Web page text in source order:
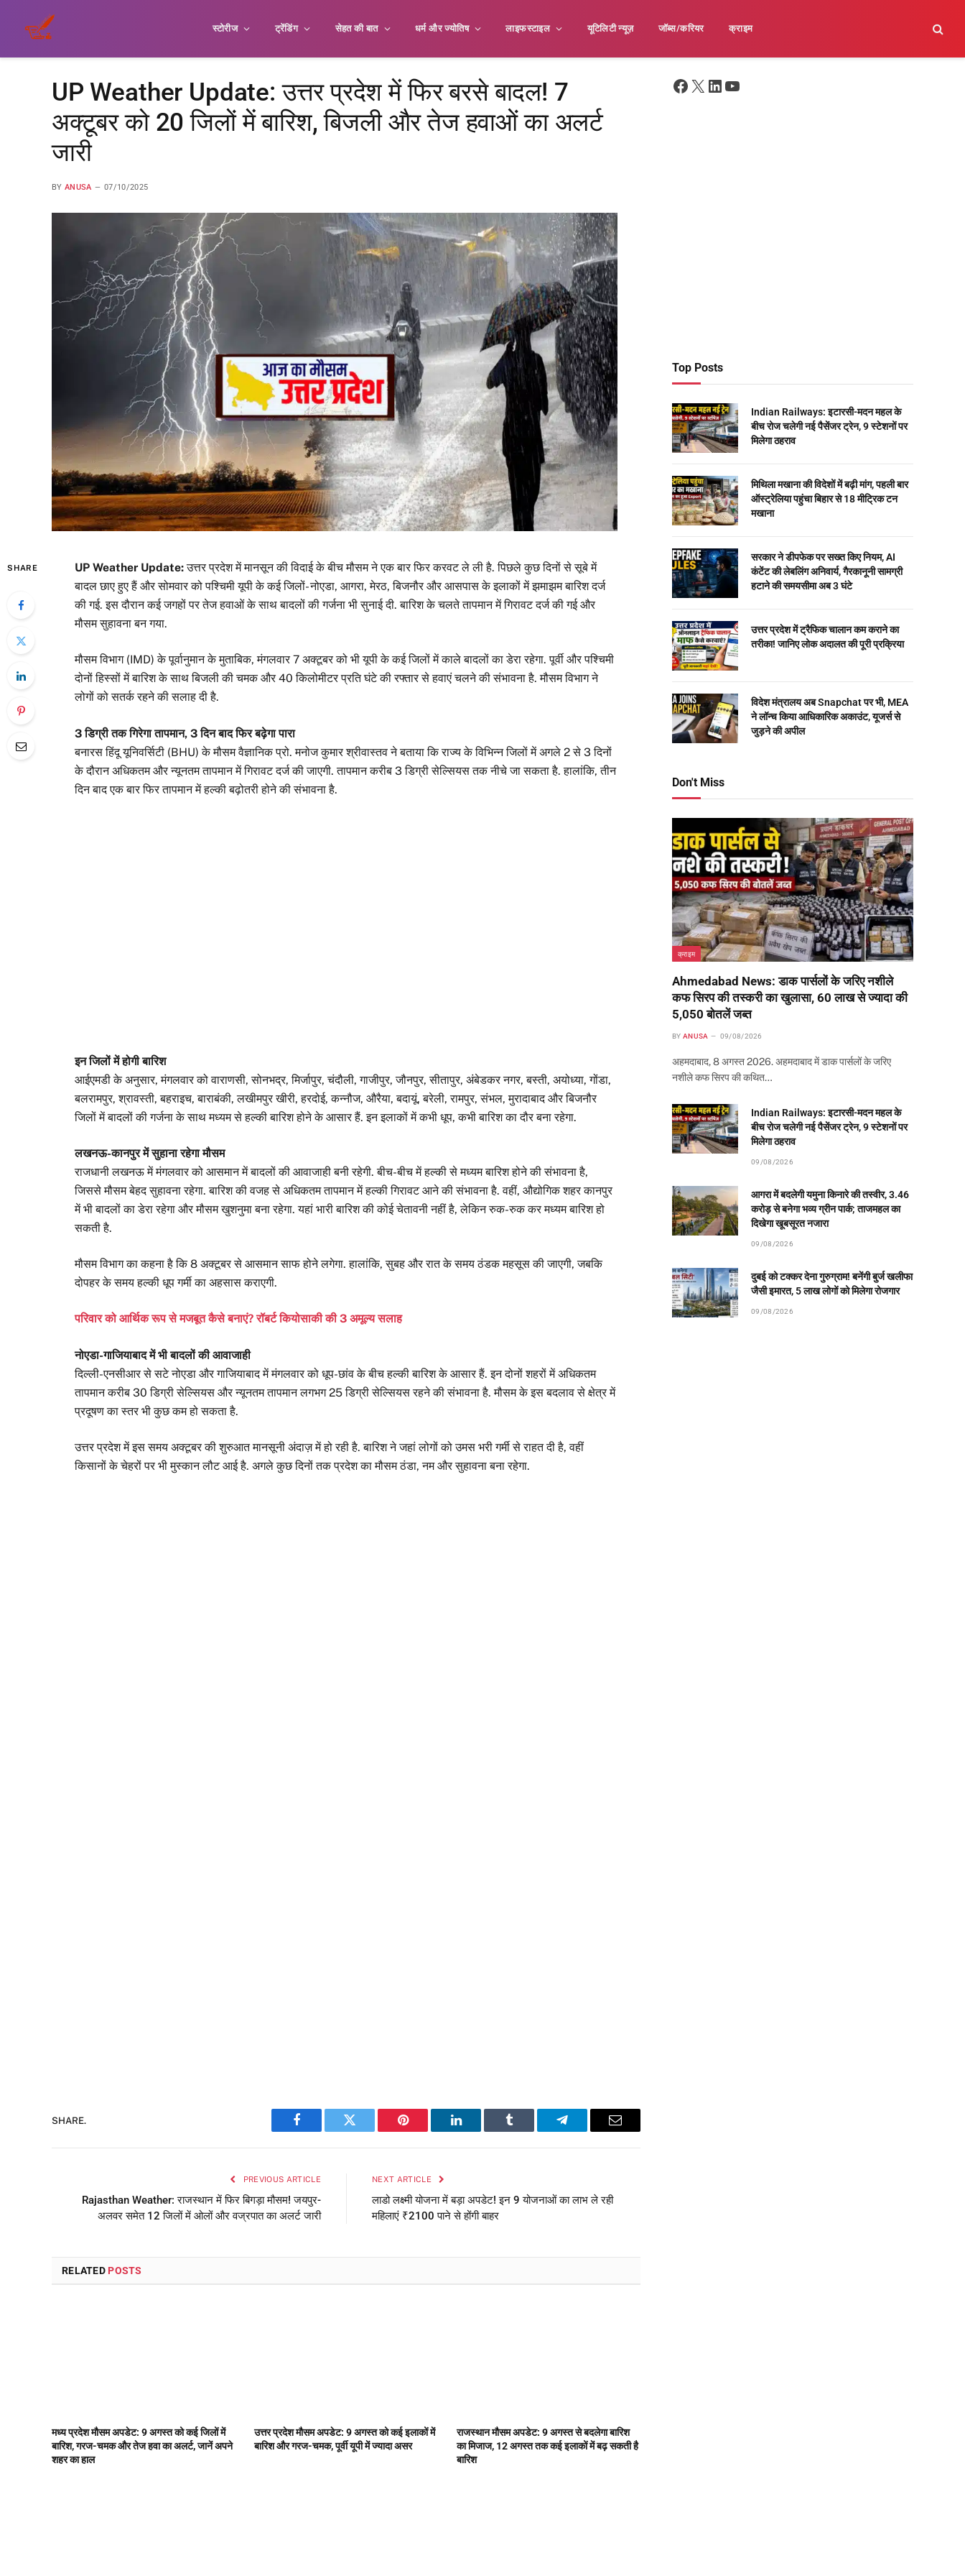
स्टोरीज ट्रेंडिंग सेहत की बात धर्म और ज्योतिष लाइफस्टाइल यूटिलिटी न्यूज़ जॉब्स/करियर क्राइम
UP Weather Update: उत्तर प्रदेश में फिर बरसे बादल! 7
अक्टूबर को 20 जिलों में बारिश, बिजली और तेज हवाओं का अलर्ट
जारी
BY ANUSA 07/10/2025
SHARE UP Weather Update:उत्तर प्रदेश में मानसून की विदाई के बीच मौसम ने एक बार फिर करवट ले ली है. पिछले कुछ दिनों से सूबे में
बादल छाए हुए हैं और सोमवार को पश्चिमी यूपी के कई जिलों- नोएडा, आगरा, मेरठ, बिजनौर और आसपास के इलाकों में झमाझम बारिश दर्ज
की गई. इस दौरान कई जगहों पर तेज हवाओं के साथ बादलों की गर्जना भी सुनाई दी. बारिश के चलते तापमान में गिरावट दर्ज की गई और
मौसम सुहावना बन गया.
मौसम विभाग (IMD) के पूर्वानुमान के मुताबिक, मंगलवार 7 अक्टूबर को भी यूपी के कई जिलों में काले बादलों का डेरा रहेगा. पूर्वी और पश्चिमी
दोनों हिस्सों में बारिश के साथ बिजली की चमक और 40 किलोमीटर प्रति घंटे की रफ्तार से हवाएं चलने की संभावना है. मौसम विभाग ने
लोगों को सतर्क रहने की सलाह दी है.
3 डिग्री तक गिरेगा तापमान, 3 दिन बाद फिर बढ़ेगा पारा
बनारस हिंदू यूनिवर्सिटी (BHU) के मौसम वैज्ञानिक प्रो. मनोज कुमार श्रीवास्तव ने बताया कि राज्य के विभिन्न जिलों में अगले 2 से 3 दिनों
के दौरान अधिकतम और न्यूनतम तापमान में गिरावट दर्ज की जाएगी. तापमान करीब 3 डिग्री सेल्सियस तक नीचे जा सकता है. हालांकि, तीन
दिन बाद एक बार फिर तापमान में हल्की बढ़ोतरी होने की संभावना है.
इन जिलों में होगी बारिश
आईएमडी के अनुसार, मंगलवार को वाराणसी, सोनभद्र, मिर्जापुर, चंदौली, गाजीपुर, जौनपुर, सीतापुर, अंबेडकर नगर, बस्ती, अयोध्या, गोंडा,
बलरामपुर, श्रावस्ती, बहराइच, बाराबंकी, लखीमपुर खीरी, हरदोई, कन्नौज, औरैया, बदायूं, बरेली, रामपुर, संभल, मुरादाबाद और बिजनौर
जिलों में बादलों की गर्जना के साथ मध्यम से हल्की बारिश होने के आसार हैं. इन इलाकों में कभी धूप, कभी बारिश का दौर बना रहेगा.
लखनऊ-कानपुर में सुहाना रहेगा मौसम
राजधानी लखनऊ में मंगलवार को आसमान में बादलों की आवाजाही बनी रहेगी. बीच-बीच में हल्की से मध्यम बारिश होने की संभावना है,
जिससे मौसम बेहद सुहावना रहेगा. बारिश की वजह से अधिकतम तापमान में हल्की गिरावट आने की संभावना है. वहीं, औद्योगिक शहर कानपुर
में भी बादलों का डेरा रहेगा और मौसम खुशनुमा बना रहेगा. यहां भारी बारिश की कोई चेतावनी नहीं है, लेकिन रुक-रुक कर मध्यम बारिश हो
सकती है.
मौसम विभाग का कहना है कि 8 अक्टूबर से आसमान साफ होने लगेगा. हालांकि, सुबह और रात के समय ठंडक महसूस की जाएगी, जबकि
दोपहर के समय हल्की धूप गर्मी का अहसास कराएगी.
परिवार को आर्थिक रूप से मजबूत कैसे बनाएं? रॉबर्ट कियोसाकी की 3 अमूल्य सलाह
नोएडा-गाजियाबाद में भी बादलों की आवाजाही
दिल्ली-एनसीआर से सटे नोएडा और गाजियाबाद में मंगलवार को धूप-छांव के बीच हल्की बारिश के आसार हैं. इन दोनों शहरों में अधिकतम
तापमान करीब 30 डिग्री सेल्सियस और न्यूनतम तापमान लगभग 25 डिग्री सेल्सियस रहने की संभावना है. मौसम के इस बदलाव से क्षेत्र में
प्रदूषण का स्तर भी कुछ कम हो सकता है.
उत्तर प्रदेश में इस समय अक्टूबर की शुरुआत मानसूनी अंदाज़ में हो रही है. बारिश ने जहां लोगों को उमस भरी गर्मी से राहत दी है, वहीं
किसानों के चेहरों पर भी मुस्कान लौट आई है. अगले कुछ दिनों तक प्रदेश का मौसम ठंडा, नम और सुहावना बना रहेगा.
SHARE.
Facebook Twitter Pinterest LinkedIn Tumblr Telegram Email
PREVIOUS ARTICLE
Rajasthan Weather: राजस्थान में फिर बिगड़ा मौसम! जयपुर-
अलवर समेत 12 जिलों में ओलों और वज्रपात का अलर्ट जारी
NEXT ARTICLE
लाडो लक्ष्मी योजना में बड़ा अपडेट! इन 9 योजनाओं का लाभ ले रही
महिलाएं ₹2100 पाने से होंगी बाहर
RELATED POSTS
मध्य प्रदेश मौसम अपडेट: 9 अगस्त को कई जिलों में
बारिश, गरज-चमक और तेज हवा का अलर्ट, जानें अपने
शहर का हाल
उत्तर प्रदेश मौसम अपडेट: 9 अगस्त को कई इलाकों में
बारिश और गरज-चमक, पूर्वी यूपी में ज्यादा असर
राजस्थान मौसम अपडेट: 9 अगस्त से बदलेगा बारिश
का मिजाज, 12 अगस्त तक कई इलाकों में बढ़ सकती है
बारिश
Facebook
X LinkedIn
YouTube
Top Posts
Indian Railways: इटारसी-मदन महल के
बीच रोज चलेगी नई पैसेंजर ट्रेन, 9 स्टेशनों पर
मिलेगा ठहराव
मिथिला मखाना की विदेशों में बढ़ी मांग, पहली बार
ऑस्ट्रेलिया पहुंचा बिहार से 18 मीट्रिक टन
मखाना
सरकार ने डीपफेक पर सख्त किए नियम, AI
कंटेंट की लेबलिंग अनिवार्य, गैरकानूनी सामग्री
हटाने की समयसीमा अब 3 घंटे
उत्तर प्रदेश में ट्रैफिक चालान कम कराने का
तरीका! जानिए लोक अदालत की पूरी प्रक्रिया
विदेश मंत्रालय अब Snapchat पर भी, MEA
ने लॉन्च किया आधिकारिक अकाउंट, यूजर्स से
जुड़ने की अपील
Don't Miss
क्राइम
Ahmedabad News: डाक पार्सलों के जरिए नशीले
कफ सिरप की तस्करी का खुलासा, 60 लाख से ज्यादा की
5,050 बोतलें जब्त
BY ANUSA 09/08/2026
अहमदाबाद, 8 अगस्त 2026. अहमदाबाद में डाक पार्सलों के जरिए
नशीले कफ सिरप की कथित…
Indian Railways: इटारसी-मदन महल के
बीच रोज चलेगी नई पैसेंजर ट्रेन, 9 स्टेशनों पर
मिलेगा ठहराव
09/08/2026
आगरा में बदलेगी यमुना किनारे की तस्वीर, 3.46
करोड़ से बनेगा भव्य ग्रीन पार्क; ताजमहल का
दिखेगा खूबसूरत नजारा
09/08/2026
दुबई को टक्कर देना गुरुग्राम! बनेंगी बुर्ज खलीफा
जैसी इमारत, 5 लाख लोगों को मिलेगा रोजगार
09/08/2026